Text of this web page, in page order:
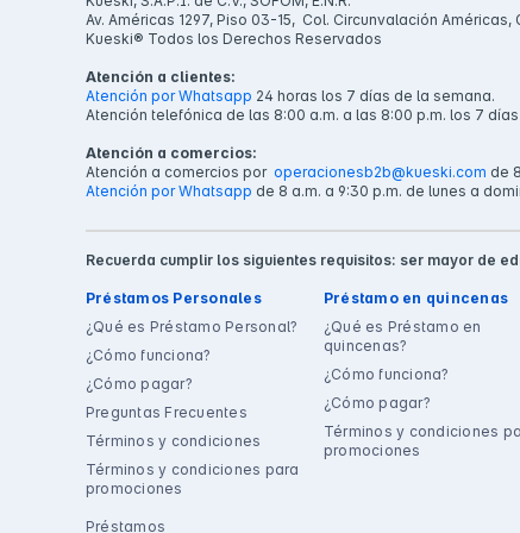
Av. Américas 1297, Piso 03-15, Col. Circunvalación
Kueski® Todos los Derechos Reservados
Atención a clientes:
Atención por Whatsapp 24 horas los 7 días de la semana.
Atención telefónica de las 8:00 a.m. a las 8:00 p.m. los 7
Atención a comercios:
Atención a comercios por operacionesb2b@kueski.com de
Atención por Whatsapp de 8 a.m. a 9:30 p.m. de lunes a
Recuerda cumplir los siguientes requisitos: ser mayor de
Préstamos Personales
¿Qué es Préstamo Personal?
¿Cómo funciona?
¿Cómo pagar?
Preguntas Frecuentes
Términos y condiciones
Términos y condiciones para
promociones
Préstamos
Préstamo en quincenas
¿Qué es Préstamo en
quincenas?
¿Cómo funciona?
¿Cómo pagar?
Términos y condiciones
promociones